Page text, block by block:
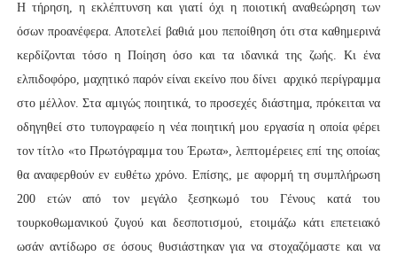
Η τήρηση, η εκλέπτυνση και γιατί όχι η ποιοτική αναθεώρηση των
όσων προανέφερα. Αποτελεί βαθιά μου πεποίθηση ότι στα καθημερινά
κερδίζονται τόσο η Ποίηση όσο και τα ιδανικά της ζωής. Κι ένα
ελπιδοφόρο, μαχητικό παρόν είναι εκείνο που δίνει αρχικό περίγραμμα
στο μέλλον. Στα αμιγώς ποιητικά, το προσεχές διάστημα, πρόκειται να
οδηγηθεί στο τυπογραφείο η νέα ποιητική μου εργασία η οποία φέρει
τον τίτλο «το Πρωτόγραμμα του Έρωτα», λεπτομέρειες επί της οποίας
θα αναφερθούν εν ευθέτω χρόνο. Επίσης, με αφορμή τη συμπλήρωση
200 ετών από τον μεγάλο ξεσηκωμό του Γένους κατά του
τουρκοθωμανικού ζυγού και δεσποτισμού, ετοιμάζω κάτι επετειακό
ωσάν αντίδωρο σε όσους θυσιάστηκαν για να στοχαζόμαστε και να